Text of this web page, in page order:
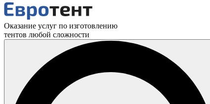
Оказание услуг по изготовлению
тентов любой сложности